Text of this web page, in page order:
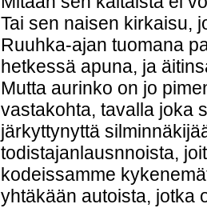
Tai sen naisen kirkaisu,
Ruuhka-ajan tuomana
hetkessä apuna, ja
Mutta aurinko on jo
vastakohta, tavalla joka
järkyttynyttä
todistajanlausnnoista,
kodeissamme
yhtäkään autoista, jotka